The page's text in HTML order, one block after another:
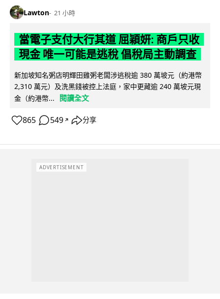
Lawton 21 小時
當電子支付大行其道 屈穎妍: 商戶只收
現金 唯一可能是逃稅 倡稅局主動調查
新加坡知名粥店明輝田雞粥老闆涉逃稅逾 380 萬坡元（約港幣
2,310 萬元）及洗黑錢被控上法庭，家中更藏逾 240 萬坡元現
金（約港幣...
閱讀全文
865 549 ↗ 分享
ADVERTISEMENT